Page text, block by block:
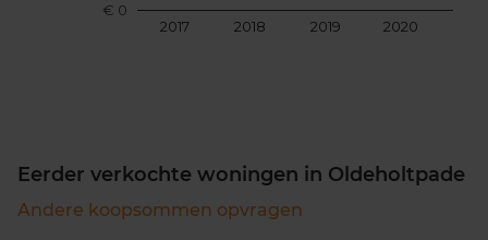
2017 2018 2019 2020
€ 0
Eerder verkochte woningen in Oldeholtpade
Andere koopsommen opvragen